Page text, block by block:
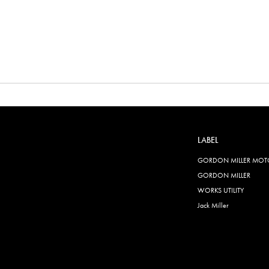
LABEL
GORDON MILLER
GORDON MILLER
WORKS UTILITY
Jack Miller